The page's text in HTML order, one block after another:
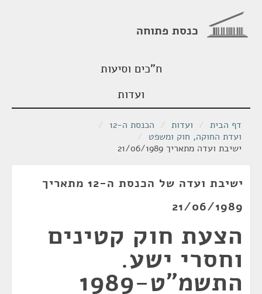
כנסת פתוחה
ח"כים וסיעות
ועדות
דף הבית / ועדות / הכנסת ה-12
/
ועדת החוקה, חוק ומשפט /
ישיבת ועדה מתאריך 21/06/1989
ישיבת ועדה של הכנסת ה-12 מתאריך
21/06/1989
הצעת חוק קטינים
וחסרי ישע.
התשמ"ט-1989